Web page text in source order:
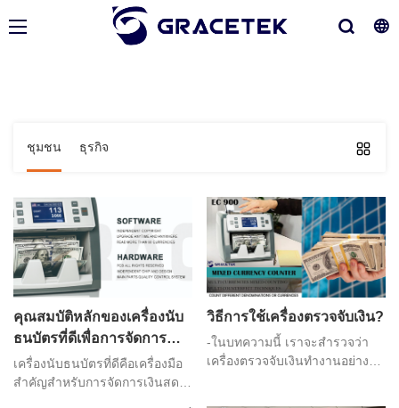
ชุมชน ธุรกิจ
คุณสมบัติหลักของเครื่องนับ
ธนบัตรที่ดีเพื่อการจัดการ
เงินสดที่มีประสิทธิภาพและ
แม่นยำ
เครื่องนับธนบัตรที่ดีคือเครื่องมือ
สำคัญสำหรับการจัดการเงินสด
วิธีการใช้เครื่องตรวจจับเงิน?
-ในบทความนี้ เราจะสำรวจว่า
เครื่องตรวจจับเงินทำงานอย่างไร